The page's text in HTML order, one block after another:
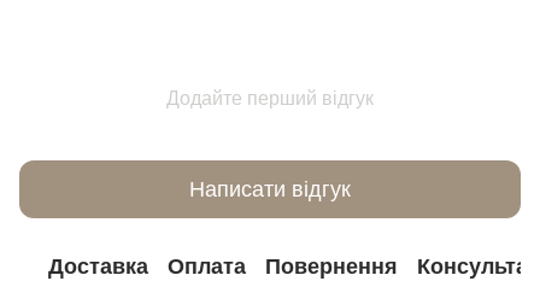
Додайте перший відгук
Написати відгук
Доставка Оплата Повернення